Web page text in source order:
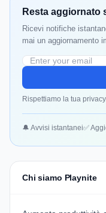
Resta aggiornato
Ricevi notifiche
mai un aggiornamento
Rispettiamo la tua
🔔 Avvisi istantanei✅
Chi siamo Playnite